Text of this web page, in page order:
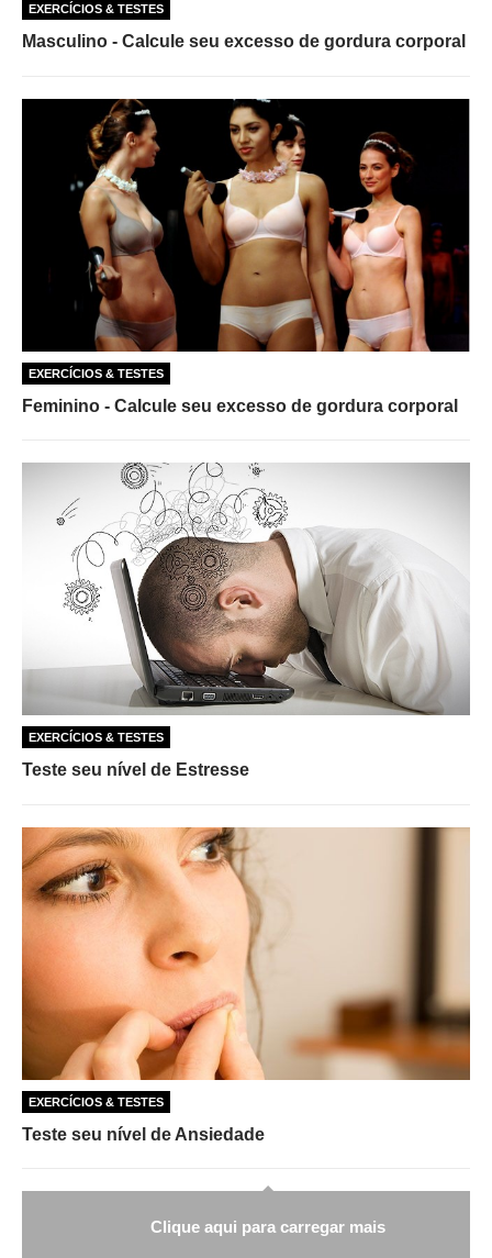
EXERCÍCIOS & TESTES
Masculino - Calcule seu excesso de gordura corporal
EXERCÍCIOS & TESTES
Feminino - Calcule seu excesso de gordura corporal
EXERCÍCIOS & TESTES
Teste seu nível de Estresse
EXERCÍCIOS & TESTES
Teste seu nível de Ansiedade
Clique aqui para carregar mais